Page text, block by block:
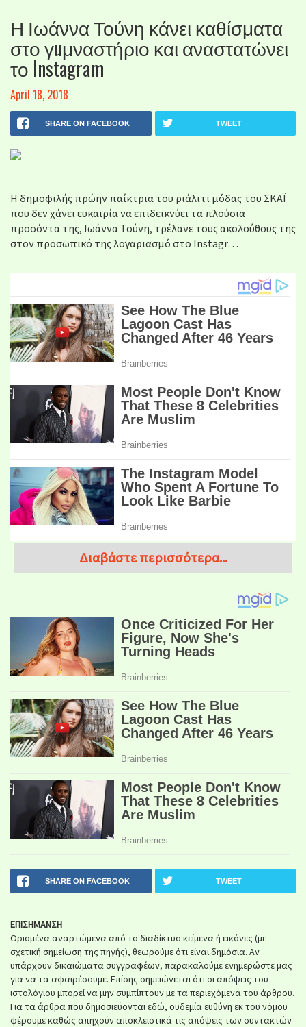
Η Ιωάννα Τούνη κάνει καθίσματα
στο γuμναστήριο και αναστατώνει
το Instagram
April 18, 2018
SHARE ON FACEBOOK TWEET
Η δημοφιλής πρώην παίκτρια του ριάλιτι μόδας του ΣΚΑΪ
που δεν χάνει ευκαιρία να επιδεικνύει τα πλούσια
προσόντα της, Ιωάννα Τούνη, τρέλανε τους ακολούθους της
στον προσωπικό της λογαριασμό στο Instagr…
Διαβάστε περισσότερα...
SHARE ON FACEBOOK TWEET
ΕΠΙΣΗΜΑΝΣΗ
Ορισμένα αναρτώμενα από το διαδίκτυο κείμενα ή εικόνες (με
σχετική σημείωση της πηγής), θεωρούμε ότι είναι δημόσια. Αν
υπάρχουν δικαιώματα συγγραφέων, παρακαλούμε ενημερώστε μας
για να τα αφαιρέσουμε. Επίσης σημειώνεται ότι οι απόψεις του
ιστολόγιου μπορεί να μην συμπίπτουν με τα περιεχόμενα του άρθρου.
Για τα άρθρα που δημοσιεύονται εδώ, ουδεμία ευθύνη εκ του νόμου
φέρουμε καθώς απηχούν αποκλειστικά τις απόψεις των συντακτών